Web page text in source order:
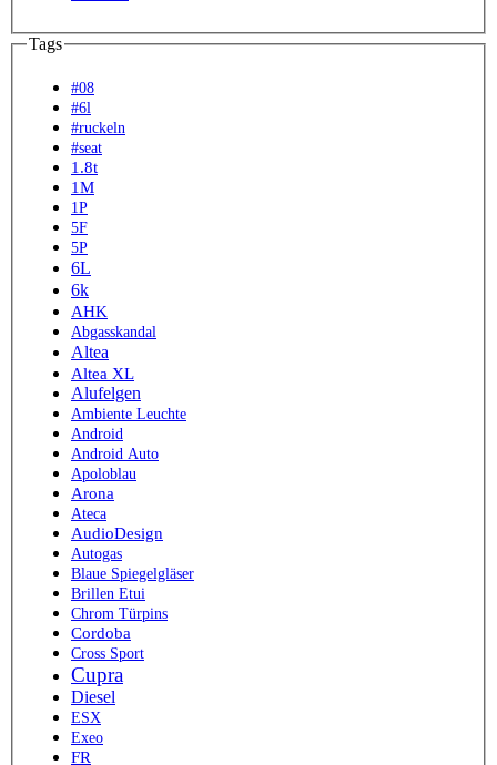
Tags
#08
#6l
#ruckeln
#seat
1.8t
1M
1P
5F
5P
6L
6k
AHK
Abgasskandal
Altea
Altea XL
Alufelgen
Ambiente Leuchte
Android
Android Auto
Apoloblau
Arona
Ateca
AudioDesign
Autogas
Blaue Spiegelgläser
Brillen Etui
Chrom Türpins
Cordoba
Cross Sport
Cupra
Diesel
ESX
Exeo
FR